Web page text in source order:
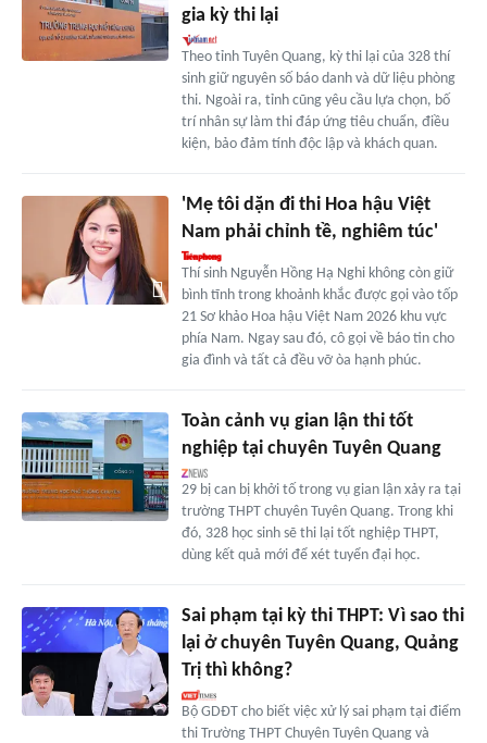
gia kỳ thi lại
Theo tỉnh Tuyên Quang, kỳ thi lại của 328 thí
sinh giữ nguyên số báo danh và dữ liệu phòng
thi. Ngoài ra, tỉnh cũng yêu cầu lựa chọn, bố
trí nhân sự làm thi đáp ứng tiêu chuẩn, điều
kiện, bảo đảm tính độc lập và khách quan.
'Mẹ tôi dặn đi thi Hoa hậu Việt
Nam phải chỉnh tề, nghiêm túc'
Thí sinh Nguyễn Hồng Hạ Nghi không còn giữ
bình tĩnh trong khoảnh khắc được gọi vào tốp
21 Sơ khảo Hoa hậu Việt Nam 2026 khu vực
phía Nam. Ngay sau đó, cô gọi về báo tin cho
gia đình và tất cả đều vỡ òa hạnh phúc.
Toàn cảnh vụ gian lận thi tốt
nghiệp tại chuyên Tuyên Quang
29 bị can bị khởi tố trong vụ gian lận xảy ra tại
trường THPT chuyên Tuyên Quang. Trong khi
đó, 328 học sinh sẽ thi lại tốt nghiệp THPT,
dùng kết quả mới để xét tuyển đại học.
Sai phạm tại kỳ thi THPT: Vì sao thi
lại ở chuyên Tuyên Quang, Quảng
Trị thì không?
Bộ GDĐT cho biết việc xử lý sai phạm tại điểm
thi Trường THPT Chuyên Tuyên Quang và